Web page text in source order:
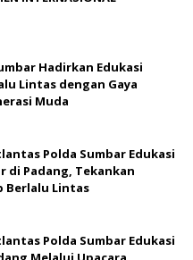
Hadirkan Edukasi
Lintas dengan Gaya
Muda
Polda Sumbar Edukasi
di Padang, Tekankan
Berlalu Lintas
Polda Sumbar Edukasi